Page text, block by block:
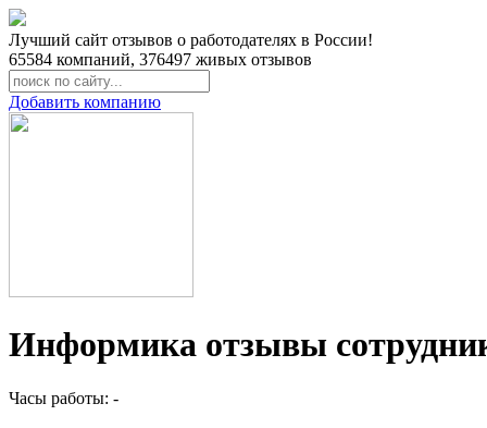
Лучший сайт отзывов о работодателях в России!
65584 компаний, 376497 живых отзывов
Добавить компанию
Информика отзывы
Часы работы: -